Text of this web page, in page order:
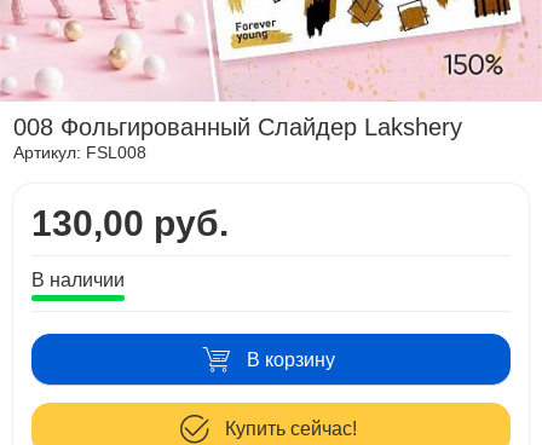
008 Фольгированный Слайдер Lakshery
Артикул: FSL008
130,00 руб.
В наличии
В корзину
Купить сейчас!